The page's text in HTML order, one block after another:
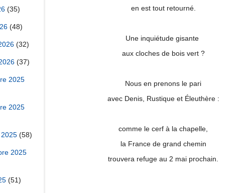
(35)
(48)
(32)
(37)
2025
2025
(58)
2025
(51)
en est tout retourné.
Une inquiétude gisante
aux cloches de bois vert ?
Nous en prenons le pari
avec Denis, Rustique et Éleuthère :
comme le cerf à la chapelle,
la France de grand chemin
trouvera refuge au 2 mai prochain.